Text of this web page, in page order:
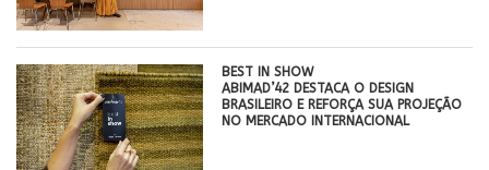
BEST IN SHOW
ABIMAD’42 DESTACA O DESIGN
BRASILEIRO E REFORÇA SUA PROJEÇÃO
NO MERCADO INTERNACIONAL